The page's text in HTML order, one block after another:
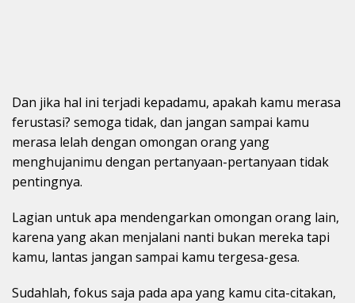
Dan jika hal ini terjadi kepadamu, apakah kamu merasa
ferustasi? semoga tidak, dan jangan sampai kamu
merasa lelah dengan omongan orang yang
menghujanimu dengan pertanyaan-pertanyaan tidak
pentingnya.
Lagian untuk apa mendengarkan omongan orang lain,
karena yang akan menjalani nanti bukan mereka tapi
kamu, lantas jangan sampai kamu tergesa-gesa.
Sudahlah, fokus saja pada apa yang kamu cita-citakan,